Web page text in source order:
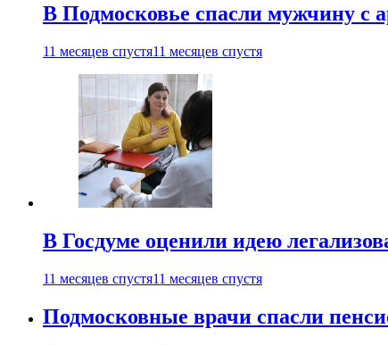
В Подмосковье спасли мужчину с
11 месяцев спустя11 месяцев спустя
В Госдуме оценили идею
11 месяцев спустя11 месяцев спустя
Подмосковные врачи спасли